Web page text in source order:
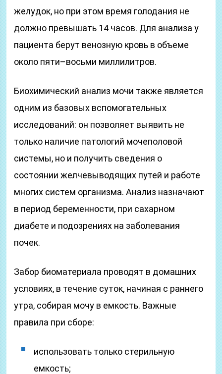
желудок, но при этом время голодания не
должно превышать 14 часов. Для анализа у
пациента берут венозную кровь в объеме
около пяти–восьми миллилитров.
Биохимический анализ мочи также является
одним из базовых вспомогательных
исследований: он позволяет выявить не
только наличие патологий мочеполовой
системы, но и получить сведения о
состоянии желчевыводящих путей и работе
многих систем организма. Анализ назначают
в период беременности, при сахарном
диабете и подозрениях на заболевания
почек.
Забор биоматериала проводят в домашних
условиях, в течение суток, начиная с раннего
утра, собирая мочу в емкость. Важные
правила при сборе:
использовать только стерильную
емкость;